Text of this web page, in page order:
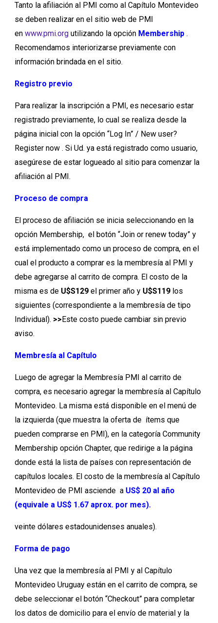
Tanto la afiliación al PMI como al Capítulo Montevideo
se deben realizar en el sitio web de PMI
en www.pmi.org utilizando la opción Membership .
Recomendamos interiorizarse previamente con
información brindada en el sitio.
Registro previo
Para realizar la inscripción a PMI, es necesario estar
registrado previamente, lo cual se realiza desde la
página inicial con la opción “Log In” / New user?
Register now . Si Ud. ya está registrado como usuario,
asegúrese de estar logueado al sitio para comenzar la
afiliación al PMI.
Proceso de compra
El proceso de afiliación se inicia seleccionando en la
opción Membership, el botón “Join or renew today” y
está implementado como un proceso de compra, en el
cual el producto a comprar es la membresía al PMI y
debe agregarse al carrito de compra. El costo de la
misma es de U$S129 el primer año y U$S119 los
siguientes (correspondiente a la membresía de tipo
Individual). >>Este costo puede cambiar sin previo
aviso.
Membresía al Capítulo
Luego de agregar la Membresía PMI al carrito de
compra, es necesario agregar la membresía al Capítulo
Montevideo. La misma está disponible en el menú de
la izquierda (que muestra la oferta de ítems que
pueden comprarse en PMI), en la categoría Community
Membership opción Chapter, que redirige a la página
donde está la lista de países con representación de
capítulos locales. El costo de la membresía al Capítulo
Montevideo de PMI asciende a US$ 20 al año
(equivale a US$ 1.67 aprox. por mes).
veinte dólares estadounidenses anuales).
Forma de pago
Una vez que la membresía al PMI y al Capítulo
Montevideo Uruguay están en el carrito de compra, se
debe seleccionar el botón “Checkout” para completar
los datos de domicilio para el envío de material y la